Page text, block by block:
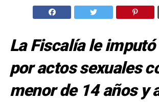
La Fiscalía le
por actos sexuales
menor de 14 años y